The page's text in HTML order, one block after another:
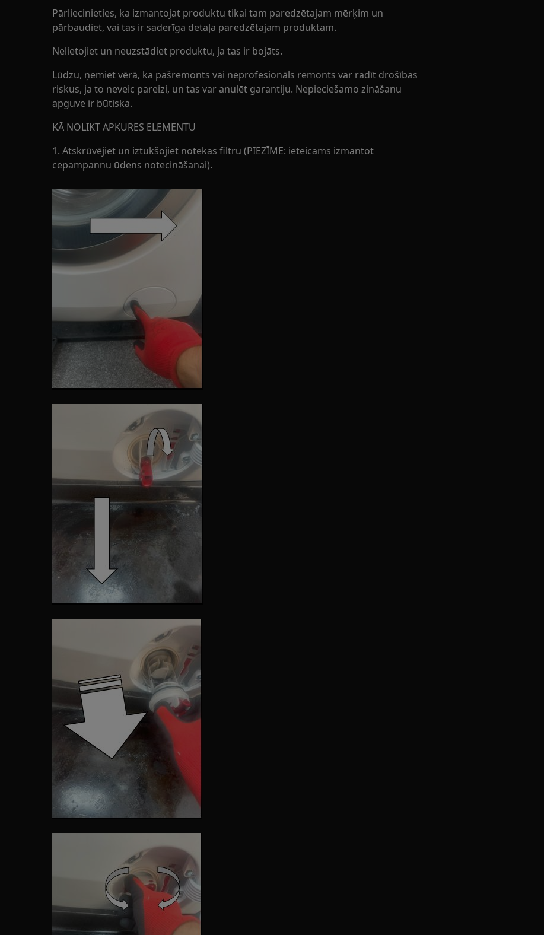
Pārliecinieties, ka izmantojat produktu tikai tam paredzētajam mērķim un
pārbaudiet, vai tas ir saderīga detaļa paredzētajam produktam.
Nelietojiet un neuzstādiet produktu, ja tas ir bojāts.
Lūdzu, ņemiet vērā, ka pašremonts vai neprofesionāls remonts var radīt drošības
riskus, ja to neveic pareizi, un tas var anulēt garantiju. Nepieciešamo zināšanu
apguve ir būtiska.
KĀ NOLIKT APKURES ELEMENTU
1. Atskrūvējiet un iztukšojiet notekas filtru (PIEZĪME: ieteicams izmantot
cepampannu ūdens notecināšanai).